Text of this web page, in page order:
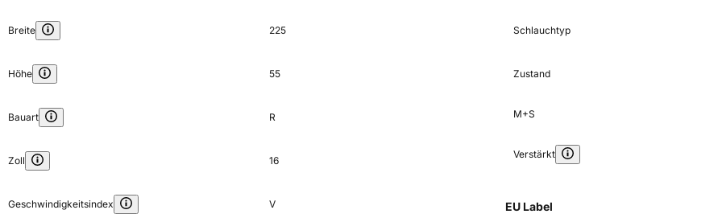
Breite 225
Höhe 55
Bauart R
Zoll 16
Geschwindigkeitsindex V
Schlauchtyp
Zustand
M+S
Verstärkt
EU Label